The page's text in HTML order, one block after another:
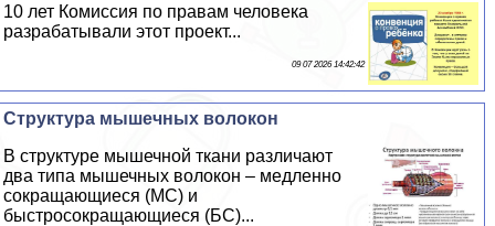
10 лет Комиссия по правам человека
разpaбатывали этот проект...
09 07 2026 14:42:42
Структура мышечных волокон
В структуре мышечной ткани различают
два типа мышечных волокон – медленно
сокращающиеся (МС) и
быстросокращающиеся (БС)...